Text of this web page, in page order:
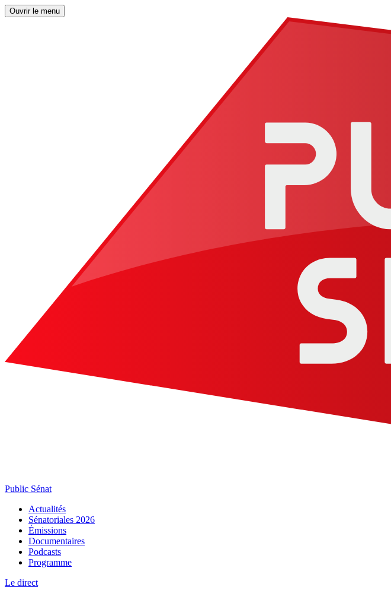
Ouvrir le menu
Public Sénat
Actualités
Sénatoriales 2026
Émissions
Documentaires
Podcasts
Programme
Le direct